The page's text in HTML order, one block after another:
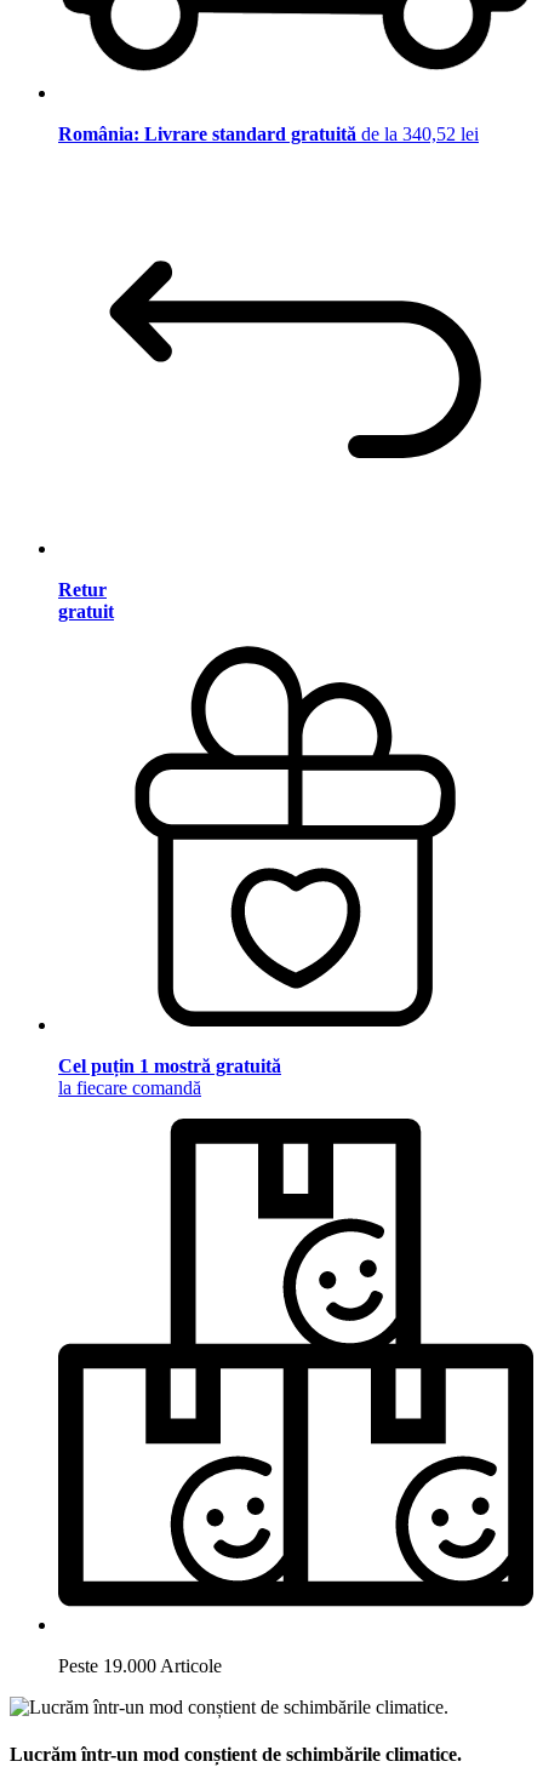
România: Livrare standard gratuită de la 340,52 lei
Retur
gratuit
Cel puțin 1 mostră gratuită
la fiecare comandă
Peste 19.000 Articole
Lucrăm într-un mod conștient de schimbările climatice.